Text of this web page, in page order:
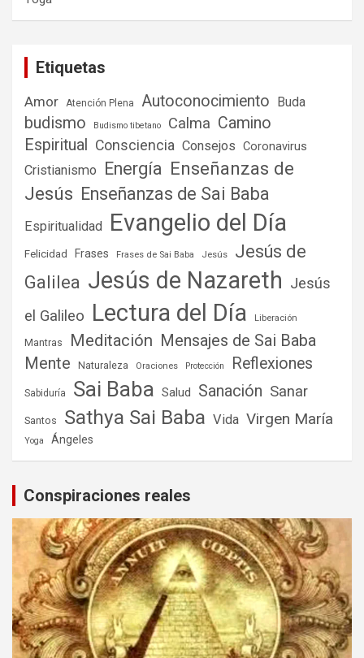
Etiquetas
Amor Atención Plena Autoconocimiento Buda
budismo Budismo tibetano Calma Camino
Espiritual Consciencia Consejos Coronavirus
Cristianismo Energía Enseñanzas de
Jesús Enseñanzas de Sai Baba
Espiritualidad Evangelio del Día
Felicidad Frases Frases de Sai Baba Jesús
Jesús de
Galilea Jesús de Nazareth Jesús
el Galileo Lectura del Día Liberación
Mantras Meditación Mensajes de Sai Baba
Mente
Naturaleza Oraciones Protección Reflexiones
Sabiduría Sai Baba Salud Sanación Sanar
Santos Sathya Sai Baba Vida Virgen María
Yoga Ángeles
Conspiraciones reales